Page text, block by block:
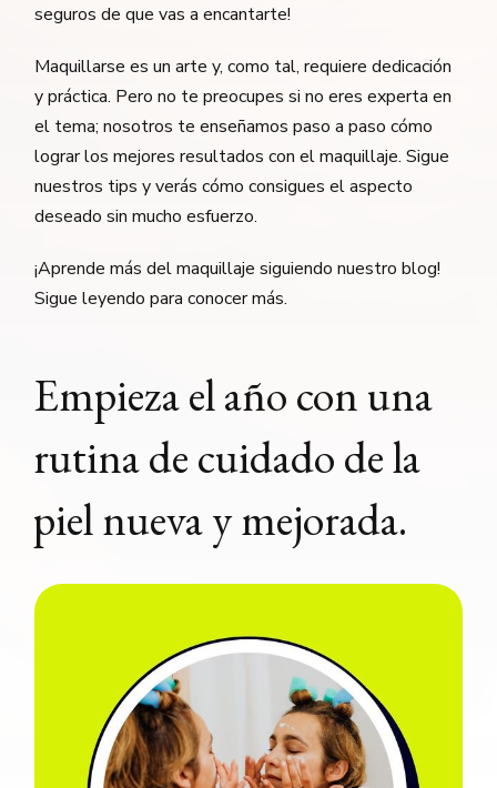
seguros de que vas a encantarte!
Maquillarse es un arte y, como tal, requiere dedicación
y práctica. Pero no te preocupes si no eres experta en
el tema; nosotros te enseñamos paso a paso cómo
lograr los mejores resultados con el maquillaje. Sigue
nuestros tips y verás cómo consigues el aspecto
deseado sin mucho esfuerzo.
¡Aprende más del maquillaje siguiendo nuestro blog!
Sigue leyendo para conocer más.
Empieza el año con una
rutina de cuidado de la
piel nueva y mejorada.